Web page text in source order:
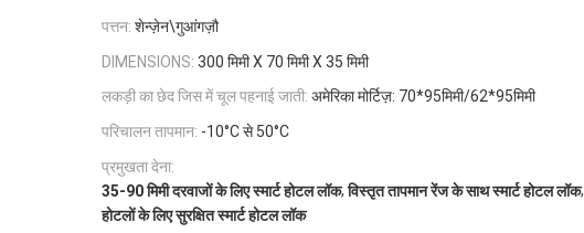
पत्तन: शेन्ज़ेन\गुआंगज़ौ
DIMENSIONS: 300 मिमी X 70 मिमी X 35 मिमी
लकड़ी का छेद जिस में चूल पहनाई जाती: अमेरिका मोर्टिज़: 70*95मिमी/62*95मिमी
परिचालन तापमान: -10°C से 50°C
प्रमुखता देना:
35-90 मिमी दरवाजों के लिए स्मार्ट होटल लॉक,विस्तृत तापमान रेंज के साथ स्मार्ट होटल लॉक,
होटलों के लिए सुरक्षित स्मार्ट होटल लॉक